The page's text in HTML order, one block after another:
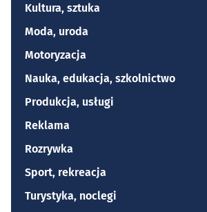
Kultura, sztuka
Moda, uroda
Motoryzacja
Nauka, edukacja, szkolnictwo
Produkcja, usługi
Reklama
Rozrywka
Sport, rekreacja
Turystyka, noclegi